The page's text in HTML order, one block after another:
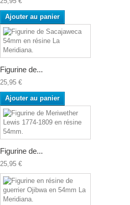
Ajouter au panier
Figurine de...
25,95 €
Ajouter au panier
Figurine de...
25,95 €